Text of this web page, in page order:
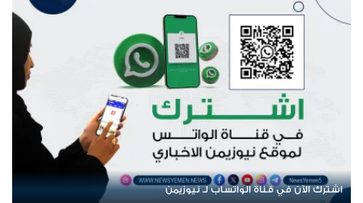
عودة الرحلات الدولية إلى اليمن.. ادعاء حكومي بلا معطيات